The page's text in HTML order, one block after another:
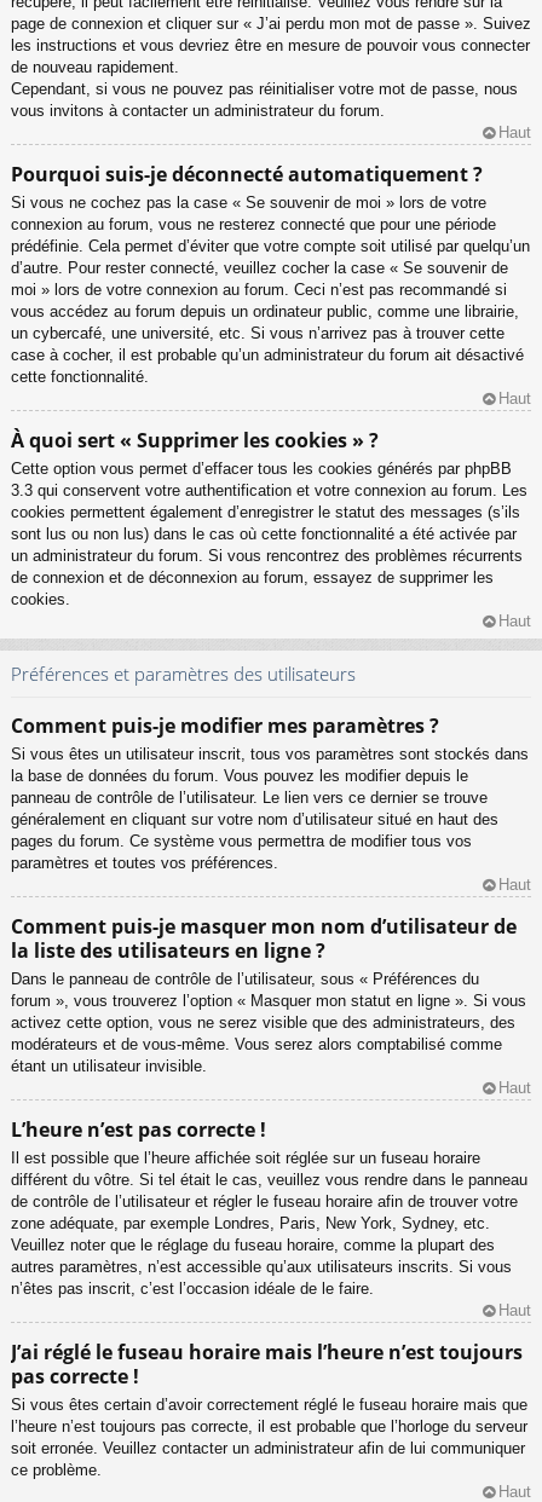
page de connexion et cliquer sur « J’ai perdu mon mot de passe ». Suivez
les instructions et vous devriez être en mesure de pouvoir vous connecter
de nouveau rapidement.
Cependant, si vous ne pouvez pas réinitialiser votre mot de passe, nous
vous invitons à contacter un administrateur du forum.
Haut
Pourquoi suis-je déconnecté automatiquement ?
Si vous ne cochez pas la case « Se souvenir de moi » lors de votre
connexion au forum, vous ne resterez connecté que pour une période
prédéfinie. Cela permet d’éviter que votre compte soit utilisé par quelqu’un
d’autre. Pour rester connecté, veuillez cocher la case « Se souvenir de
moi » lors de votre connexion au forum. Ceci n’est pas recommandé si
vous accédez au forum depuis un ordinateur public, comme une librairie,
un cybercafé, une université, etc. Si vous n’arrivez pas à trouver cette
case à cocher, il est probable qu’un administrateur du forum ait désactivé
cette fonctionnalité.
Haut
À quoi sert « Supprimer les cookies » ?
Cette option vous permet d’effacer tous les cookies générés par phpBB
3.3 qui conservent votre authentification et votre connexion au forum. Les
cookies permettent également d’enregistrer le statut des messages (s’ils
sont lus ou non lus) dans le cas où cette fonctionnalité a été activée par
un administrateur du forum. Si vous rencontrez des problèmes récurrents
de connexion et de déconnexion au forum, essayez de supprimer les
cookies.
Haut
Préférences et paramètres des utilisateurs
Comment puis-je modifier mes paramètres ?
Si vous êtes un utilisateur inscrit, tous vos paramètres sont stockés dans
la base de données du forum. Vous pouvez les modifier depuis le
panneau de contrôle de l’utilisateur. Le lien vers ce dernier se trouve
généralement en cliquant sur votre nom d’utilisateur situé en haut des
pages du forum. Ce système vous permettra de modifier tous vos
paramètres et toutes vos préférences.
Haut
Comment puis-je masquer mon nom d’utilisateur de
la liste des utilisateurs en ligne ?
Dans le panneau de contrôle de l’utilisateur, sous « Préférences du
forum », vous trouverez l’option « Masquer mon statut en ligne ». Si vous
activez cette option, vous ne serez visible que des administrateurs, des
modérateurs et de vous-même. Vous serez alors comptabilisé comme
étant un utilisateur invisible.
Haut
L’heure n’est pas correcte !
Il est possible que l’heure affichée soit réglée sur un fuseau horaire
différent du vôtre. Si tel était le cas, veuillez vous rendre dans le panneau
de contrôle de l’utilisateur et régler le fuseau horaire afin de trouver votre
zone adéquate, par exemple Londres, Paris, New York, Sydney, etc.
Veuillez noter que le réglage du fuseau horaire, comme la plupart des
autres paramètres, n’est accessible qu’aux utilisateurs inscrits. Si vous
n’êtes pas inscrit, c’est l’occasion idéale de le faire.
Haut
J’ai réglé le fuseau horaire mais l’heure n’est toujours
pas correcte !
Si vous êtes certain d’avoir correctement réglé le fuseau horaire mais que
l’heure n’est toujours pas correcte, il est probable que l’horloge du serveur
soit erronée. Veuillez contacter un administrateur afin de lui communiquer
ce problème.
Haut